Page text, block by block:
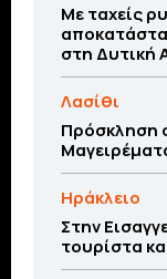
Με ταχείς
στη Δυτική
Λασίθι
Πρόσκληση
Ηράκλειο
Στην
τουρίστα